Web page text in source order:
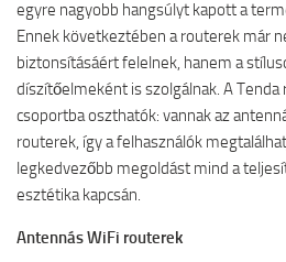
egyre nagyobb hangsúlyt kapott a
Ennek következtében a routerek már
biztonsításáért felelnek, hanem a
díszítőelmeként is szolgálnak. A
csoportba oszthatók: vannak az
routerek, így a felhasználók
legkedvezőbb megoldást mind a
esztétika kapcsán.
Antennás WiFi routerek